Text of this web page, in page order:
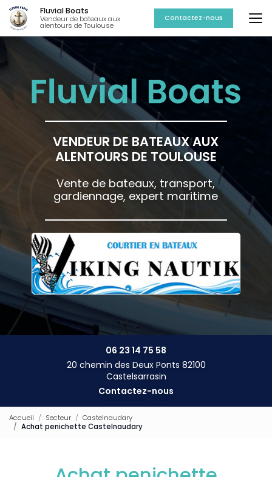
Aller
au
contenu
principal
Fluvial Boats
Vendeur de bateaux aux
alentours de Toulouse
Contactez-nous
VENDEUR DE BATEAUX AUX
ALENTOURS DE TOULOUSE
Vente de bateaux, transport,
gardiennage, expert maritime
06 23 14 75 58
20 chemin des Deux Ponts 82100
Castelsarrasin
Contactez-nous
Accueil Secteur
Castelnaudary
Achat penichette Castelnaudary